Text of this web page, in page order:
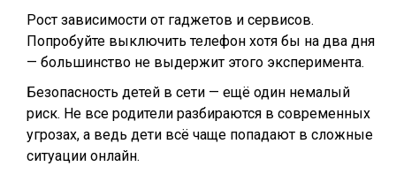
Рост зависимости от гаджетов и сервисов.
Попробуйте выключить телефон хотя бы на два дня
— большинство не выдержит этого эксперимента.
Безопасность детей в сети — ещё один немалый
риск. Не все родители разбираются в современных
угрозах, а ведь дети всё чаще попадают в сложные
ситуации онлайн.